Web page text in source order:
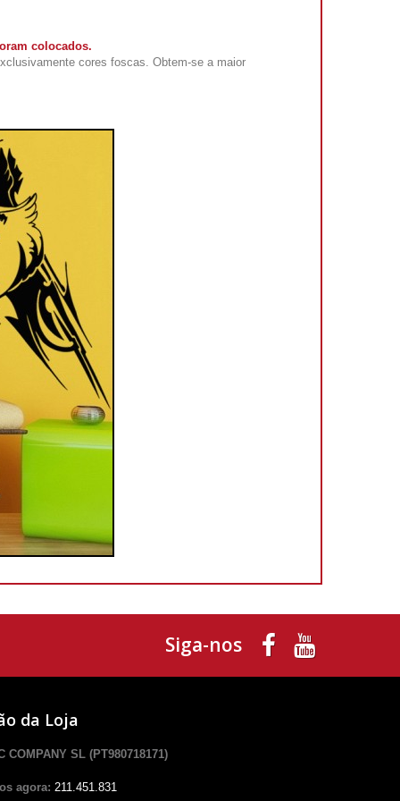
colocados.
cores foscas. Obtem-se a maior
Siga-nos
da Loja
COMPANY SL (PT980718171)
agora: 211.451.831